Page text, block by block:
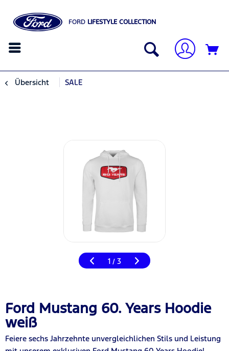
FORD LIFESTYLE COLLECTION
Übersicht SALE
1 / 3
Ford Mustang 60. Years Hoodie
weiß
Feiere sechs Jahrzehnte unvergleichlichen Stils und Leistung